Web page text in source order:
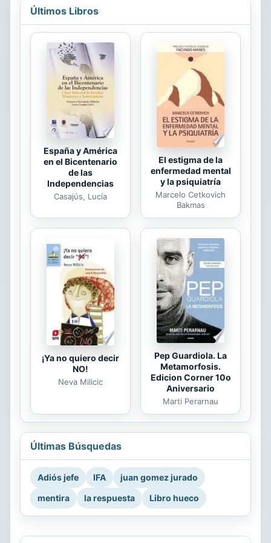
breves...
lugar a intensas consideraciones
cuales deben ser reflexionadas para
buscar su factibilidad y sugerir
alternativas a las mismas, como
admirablemente hace el autor.
Pensar en el Derecho es esencial
para construir un razonamiento
lógico que apunte a mejorar la
sociedad y garantizar los derechos
de sus ...
Últimos Libros
España y América
en el Bicentenario
de las
Independencias
Casajús, Lucía
El estigma de la
enfermedad mental
y la psiquiatría
Marcelo Cetkovich
Bakmas
¡Ya no quiero decir
NO!
Neva Milicic
Pep Guardiola. La
Metamorfosis.
Edicion Corner 10o
Aniversario
Marti Perarnau
Últimas Búsquedas
Adiós jefe IFA
juan gomez jurado
mentira
la respuesta Libro hueco